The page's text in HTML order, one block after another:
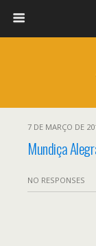
7 DE MARÇO DE
Mundiça
NO RESPONSES